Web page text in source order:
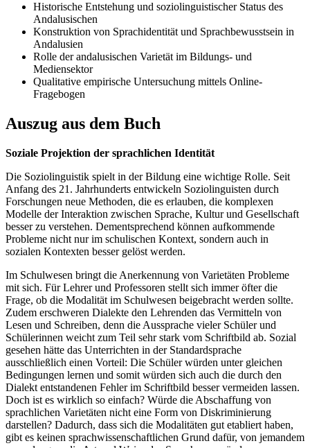
Historische Entstehung und soziolinguistischer Status des
Andalusischen
Konstruktion von Sprachidentität und Sprachbewusstsein in
Andalusien
Rolle der andalusischen Varietät im Bildungs- und
Mediensektor
Qualitative empirische Untersuchung mittels Online-
Fragebogen
Auszug aus dem Buch
Soziale Projektion der sprachlichen Identität
Die Soziolinguistik spielt in der Bildung eine wichtige Rolle. Seit
Anfang des 21. Jahrhunderts entwickeln Soziolinguisten durch
Forschungen neue Methoden, die es erlauben, die komplexen
Modelle der Interaktion zwischen Sprache, Kultur und Gesellschaft
besser zu verstehen. Dementsprechend können aufkommende
Probleme nicht nur im schulischen Kontext, sondern auch in
sozialen Kontexten besser gelöst werden.
Im Schulwesen bringt die Anerkennung von Varietäten Probleme
mit sich. Für Lehrer und Professoren stellt sich immer öfter die
Frage, ob die Modalität im Schulwesen beigebracht werden sollte.
Zudem erschweren Dialekte den Lehrenden das Vermitteln von
Lesen und Schreiben, denn die Aussprache vieler Schüler und
Schülerinnen weicht zum Teil sehr stark vom Schriftbild ab. Sozial
gesehen hätte das Unterrichten in der Standardsprache
ausschließlich einen Vorteil: Die Schüler würden unter gleichen
Bedingungen lernen und somit würden sich auch die durch den
Dialekt entstandenen Fehler im Schriftbild besser vermeiden lassen.
Doch ist es wirklich so einfach? Würde die Abschaffung von
sprachlichen Varietäten nicht eine Form von Diskriminierung
darstellen? Dadurch, dass sich die Modalitäten gut etabliert haben,
gibt es keinen sprachwissenschaftlichen Grund dafür, von jemandem